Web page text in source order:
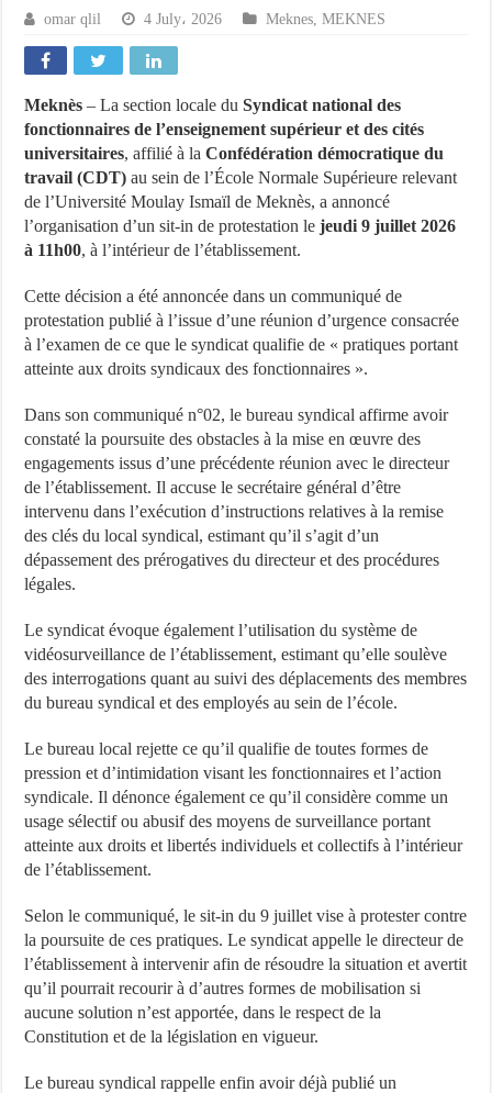
omar qlil 4 July، 2026 Meknes ,MEKNES
Meknès – La section locale duSyndicat national des
fonctionnaires de l’enseignement supérieur et des cités
universitaires, affilié à laConfédération démocratique du
travail (CDT) au sein de l’École Normale Supérieure relevant
de l’Université Moulay Ismaïl de Meknès, a annoncé
l’organisation d’un sit-in de protestation lejeudi 9 juillet 2026
à 11h00, à l’intérieur de l’établissement.
Cette décision a été annoncée dans un communiqué de
protestation publié à l’issue d’une réunion d’urgence consacrée
à l’examen de ce que le syndicat qualifie de « pratiques portant
atteinte aux droits syndicaux des fonctionnaires ».
Dans son communiqué n°02, le bureau syndical affirme avoir
constaté la poursuite des obstacles à la mise en œuvre des
engagements issus d’une précédente réunion avec le directeur
de l’établissement. Il accuse le secrétaire général d’être
intervenu dans l’exécution d’instructions relatives à la remise
des clés du local syndical, estimant qu’il s’agit d’un
dépassement des prérogatives du directeur et des procédures
légales.
Le syndicat évoque également l’utilisation du système de
vidéosurveillance de l’établissement, estimant qu’elle soulève
des interrogations quant au suivi des déplacements des membres
du bureau syndical et des employés au sein de l’école.
Le bureau local rejette ce qu’il qualifie de toutes formes de
pression et d’intimidation visant les fonctionnaires et l’action
syndicale. Il dénonce également ce qu’il considère comme un
usage sélectif ou abusif des moyens de surveillance portant
atteinte aux droits et libertés individuels et collectifs à l’intérieur
de l’établissement.
Selon le communiqué, le sit-in du 9 juillet vise à protester contre
la poursuite de ces pratiques. Le syndicat appelle le directeur de
l’établissement à intervenir afin de résoudre la situation et avertit
qu’il pourrait recourir à d’autres formes de mobilisation si
aucune solution n’est apportée, dans le respect de la
Constitution et de la législation en vigueur.
Le bureau syndical rappelle enfin avoir déjà publié un